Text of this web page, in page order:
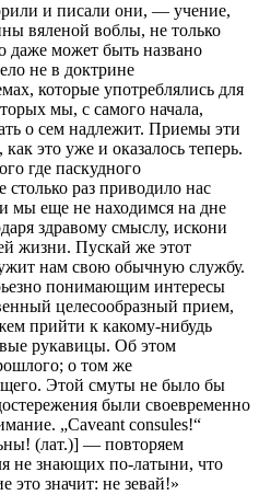
и писали они, — учение,
вяленой воблы, не только
даже может быть названо
не в доктрине
которые употреблялись для
мы, с самого начала,
о сем надлежит. Приемы эти
это уже и оказалось теперь.
где паскудного
столько раз приводило нас
мы еще не находимся на дне
здравому смыслу, искони
жизни. Пускай же этот
нам свою обычную службу.
понимающим интересы
целесообразный прием,
прийти к какому-нибудь
рукавицы. Об этом
о том же
Этой смуты не было бы
были своевременно
„Caveant consules!“
(лат.)] — повторяем
не знающих по-латыни, что
это значит: не зевай!»